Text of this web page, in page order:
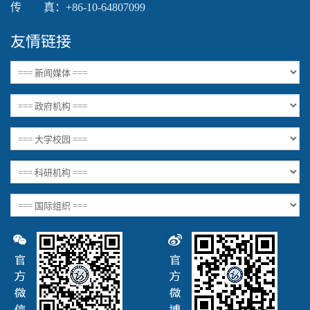
传 真：+86-10-64807099
友情链接